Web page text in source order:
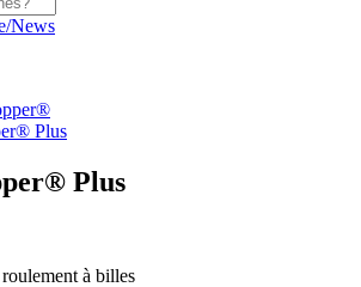
News
Plus
Plus
à billes